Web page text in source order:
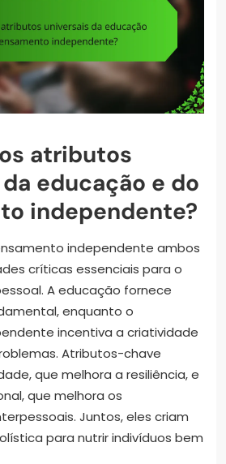
atributos
educação e do
independente?
independente ambos
críticas essenciais para o
A educação fornece
enquanto o
incentiva a criatividade
Atributos-chave
que melhora a resiliência, e
que melhora os
Juntos, eles criam
para nutrir indivíduos bem